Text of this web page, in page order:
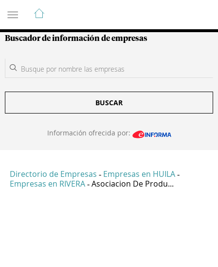
Guía de Empresas Colombianas
Buscador de información de empresas
BUSCAR
Información ofrecida por:
Directorio de Empresas - Empresas en HUILA -
Empresas en RIVERA - Asociacion De Produ...